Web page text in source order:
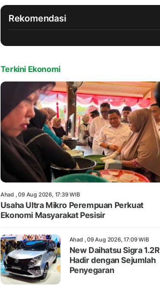
Rekomendasi
Terkini Ekonomi
Ahad , 09 Aug 2026, 17:39 WIB
Usaha Ultra Mikro Perempuan Perkuat
Ekonomi Masyarakat Pesisir
Ahad , 09 Aug 2026, 17:09 WIB
New Daihatsu Sigra 1.2R
Hadir dengan Sejumlah
Penyegaran